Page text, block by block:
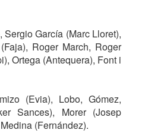
García (Marc Lloret),
Roger March, Roger
Ortega (Antequera), Font i
(Evia), Lobo, Gómez,
Sances), Morer (Josep
(Fernández).